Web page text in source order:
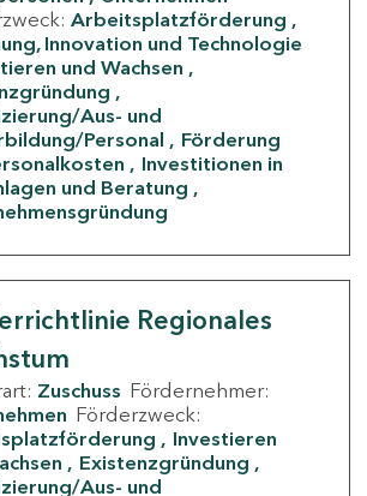
Arbeitsplatzförderung
Innovation und Technologie
und Wachsen
Aus- und
Personal
Förderung
Investitionen in
und Beratung
Regionales
Zuschuss Fördernehmer:
Förderzweck:
Investieren
Existenzgründung
Aus- und